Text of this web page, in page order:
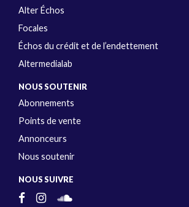
Alter Échos
Focales
Échos du crédit et de l’endettement
Altermedialab
NOUS SOUTENIR
Abonnements
Points de vente
Annonceurs
Nous soutenir
NOUS SUIVRE